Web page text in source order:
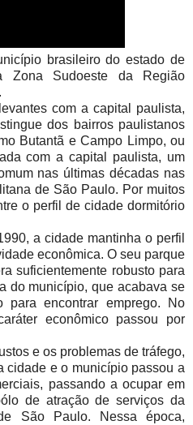
brasileiro do estado de
Zona Sudoeste da Região
com a capital paulista,
dos bairros paulistanos
Butantã e Campo Limpo, ou
com a capital paulista, um
nas últimas décadas nas
de São Paulo. Por muitos
o perfil de cidade dormitório
a cidade mantinha o perfil
econômica. O seu parque
suficientemente robusto para
do município, que acabava se
para encontrar emprego. No
econômico passou por
e os problemas de tráfego,
cidade e o município passou a
passando a ocupar em
de atração de serviços da
São Paulo. Nessa época,